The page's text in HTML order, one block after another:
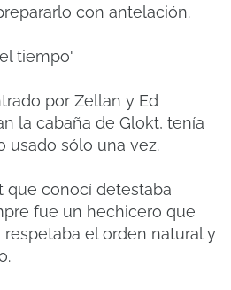
con antelación.
tiempo'
por Zellan y Ed
la cabaña de Glokt, tenía
usado sólo una vez.
que conocí detestaba
fue un hechicero que
el orden natural y